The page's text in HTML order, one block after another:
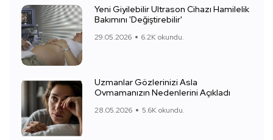
Yeni Giyilebilir Ultrason Cihazı Hamilelik
Bakımını 'Değiştirebilir'
29.05.2026 6.2K okundu.
Uzmanlar Gözlerinizi Asla
Ovmamanızın Nedenlerini Açıkladı
28.05.2026 5.6K okundu.